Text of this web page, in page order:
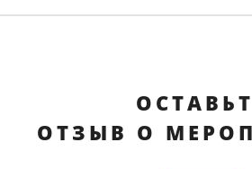
ОТЗЫВ О